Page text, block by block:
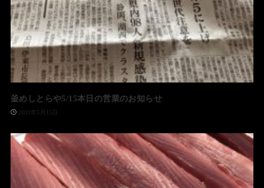
釜めしとらや5/15本日の営業のお知らせ
2021年5月15日